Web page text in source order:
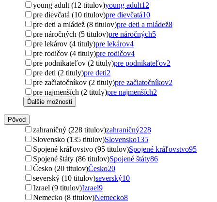
young adult (12 titulov)young adult12
pre dievčatá (10 titulov)pre dievčatá10
pre deti a mládež (8 titulov)pre deti a mládež8
pre náročných (5 titulov)pre náročných5
pre lekárov (4 tituly)pre lekárov4
pre rodičov (4 tituly)pre rodičov4
pre podnikateľov (2 tituly)pre podnikateľov2
pre deti (2 tituly)pre deti2
pre začiatočníkov (2 tituly)pre začiatočníkov2
pre najmenších (2 tituly)pre najmenších2
Ďalšie možnosti
Pôvod
zahraničný (228 titulov)zahraničný228
Slovensko (135 titulov)Slovensko135
Spojené kráľovstvo (95 titulov)Spojené kráľovstvo95
Spojené štáty (86 titulov)Spojené štáty86
Česko (20 titulov)Česko20
severský (10 titulov)severský10
Izrael (9 titulov)Izrael9
Nemecko (8 titulov)Nemecko8